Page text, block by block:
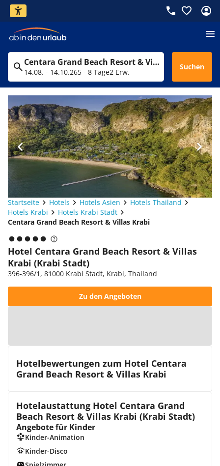
Centara Grand Beach Resort & Villas Krabi
14.08. - 14.10.265 - 8 Tage2 Erw.
Suchen
Startseite Hotels Hotels Asien
Hotels Thailand
Hotels Krabi
Hotels Krabi Stadt
Centara Grand Beach Resort & Villas Krabi
Hotel Centara Grand Beach Resort & Villas
Krabi (Krabi Stadt)
396-396/1, 81000 Krabi Stadt, Krabi, Thailand
Zu den Angeboten
Hotelbewertungen zum Hotel Centara
Grand Beach Resort & Villas Krabi
Hotelaustattung Hotel Centara Grand
Beach Resort & Villas Krabi (Krabi Stadt)
Angebote für Kinder
Kinder-Animation
Kinder-Disco